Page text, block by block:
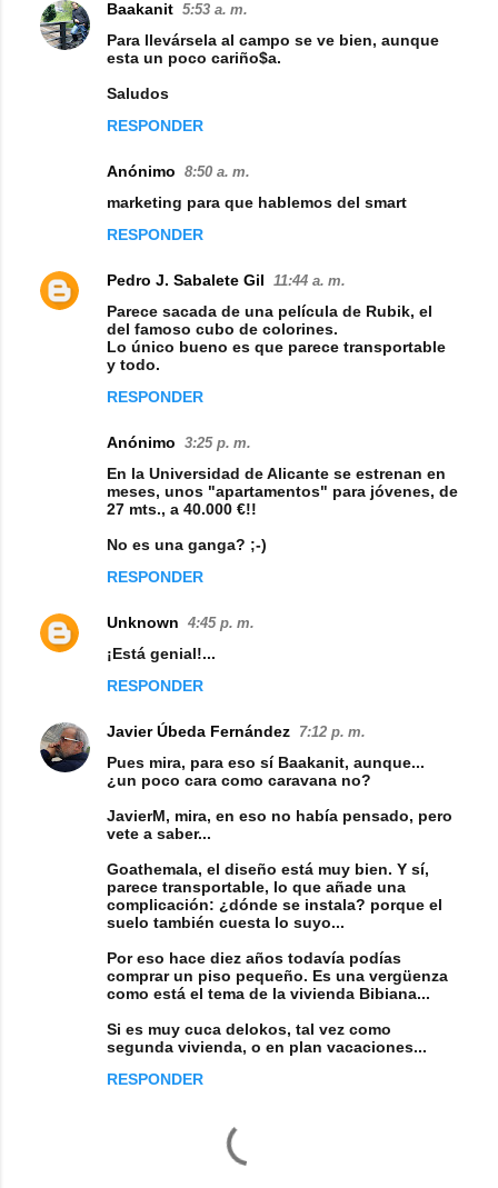
Baakanit 5:53 a. m.
Para llevársela al campo se ve bien, aunque
esta un poco cariño$a.
Saludos
RESPONDER
Anónimo 8:50 a. m.
marketing para que hablemos del smart
RESPONDER
Pedro J. Sabalete Gil 11:44 a. m.
Parece sacada de una película de Rubik, el
del famoso cubo de colorines.
Lo único bueno es que parece transportable
y todo.
RESPONDER
Anónimo 3:25 p. m.
En la Universidad de Alicante se estrenan en
meses, unos "apartamentos" para jóvenes, de
27 mts., a 40.000 €!!
No es una ganga? ;-)
RESPONDER
Unknown 4:45 p. m.
¡Está genial!...
RESPONDER
Javier Úbeda Fernández 7:12 p. m.
Pues mira, para eso sí Baakanit, aunque...
¿un poco cara como caravana no?
JavierM, mira, en eso no había pensado, pero
vete a saber...
Goathemala, el diseño está muy bien. Y sí,
parece transportable, lo que añade una
complicación: ¿dónde se instala? porque el
suelo también cuesta lo suyo...
Por eso hace diez años todavía podías
comprar un piso pequeño. Es una vergüenza
como está el tema de la vivienda Bibiana...
Si es muy cuca delokos, tal vez como
segunda vivienda, o en plan vacaciones...
RESPONDER